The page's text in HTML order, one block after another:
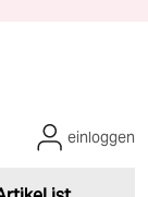
einloggen